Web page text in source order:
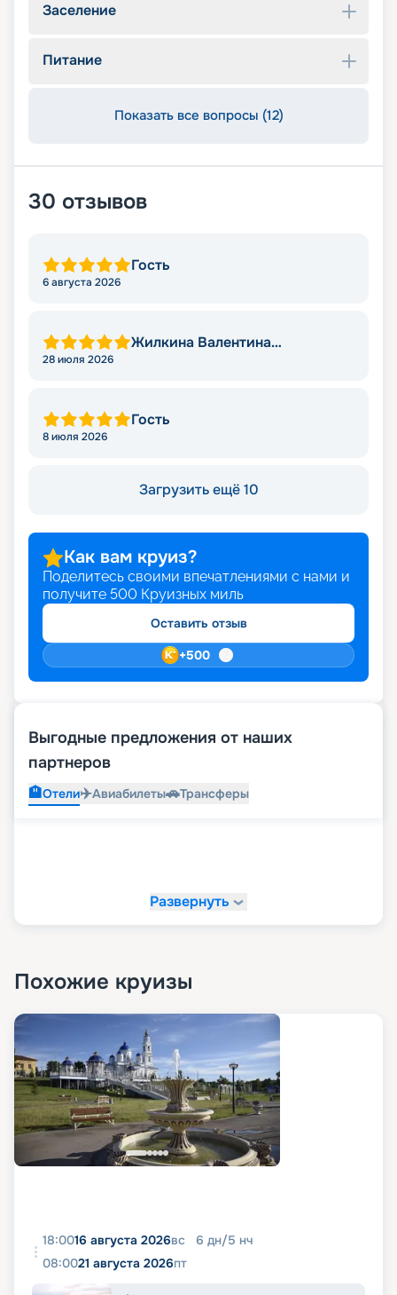
Заселение
Питание
Показать все вопросы (12)
30 отзывов
Гость
6 августа 2026
Жилкина Валентина
28 июля 2026
Гость
8 июля 2026
Загрузить ещё 10
Как вам круиз?
Поделитесь своими впечатлениями с нами и
получите 500 Круизных миль
Оставить отзыв
+500
Выгодные предложения от наших
партнеров
🏨Отели✈️Авиабилеты🚗Трансферы
Развернуть
Похожие круизы
18:0016 августа 2026вс 6 дн/5 нч
08:0021 августа 2026пт